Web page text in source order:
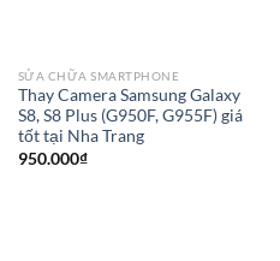
SỬA CHỮA SMARTPHONE
Thay Camera Samsung Galaxy
S8, S8 Plus (G950F, G955F) giá
tốt tại Nha Trang
950.000₫